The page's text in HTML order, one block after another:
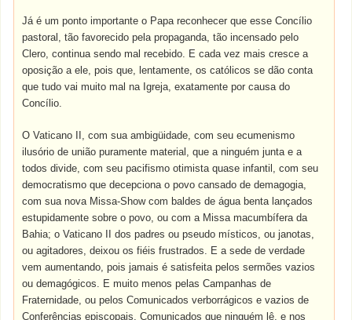
Já é um ponto importante o Papa reconhecer que esse Concílio
pastoral, tão favorecido pela propaganda, tão incensado pelo
Clero, continua sendo mal recebido. E cada vez mais cresce a
oposição a ele, pois que, lentamente, os católicos se dão conta
que tudo vai muito mal na Igreja, exatamente por causa do
Concílio.
O Vaticano II, com sua ambigüidade, com seu ecumenismo
ilusório de união puramente material, que a ninguém junta e a
todos divide, com seu pacifismo otimista quase infantil, com seu
democratismo que decepciona o povo cansado de demagogia,
com sua nova Missa-Show com baldes de água benta lançados
estupidamente sobre o povo, ou com a Missa macumbífera da
Bahia; o Vaticano II dos padres ou pseudo místicos, ou janotas,
ou agitadores, deixou os fiéis frustrados. E a sede de verdade
vem aumentando, pois jamais é satisfeita pelos sermões vazios
ou demagógicos. E muito menos pelas Campanhas de
Fraternidade, ou pelos Comunicados verborrágicos e vazios de
Conferências episcopais, Comunicados que ninguém lê, e nos